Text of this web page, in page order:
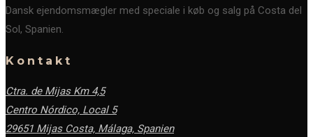
Dansk ejendomsmægler med speciale i køb og salg på Costa del
Sol, Spanien.
Kontakt
Ctra. de Mijas Km 4,5
Centro Nórdico, Local 5
29651 Mijas Costa, Málaga, Spanien